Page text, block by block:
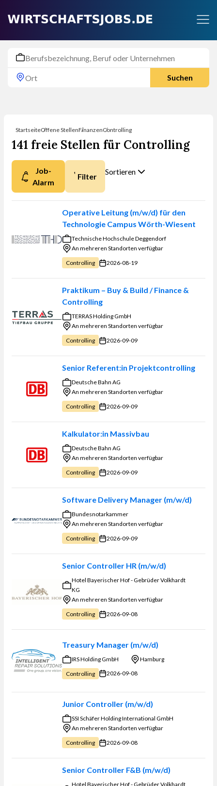
Suchen
StartseiteOffene StellenFinanzenControlling
141 freie Stellen für Controlling
Job-
Alarm
Filter Sortieren
Sie sortieren?
Operative Leitung (m/w/d) für den
Technologie Campus Wörth-Wiesent
Technische Hochschule Deggendorf
An mehreren Standorten verfügbar
Controlling
2026-08-19
Praktikum – Buy & Build / Finance &
Controlling
TERRAS Holding GmbH
An mehreren Standorten verfügbar
Controlling
2026-09-09
Senior Referent:in Projektcontrolling
Deutsche Bahn AG
An mehreren Standorten verfügbar
Controlling
2026-09-09
Kalkulator:in Massivbau
Deutsche Bahn AG
An mehreren Standorten verfügbar
Controlling
2026-09-09
Software Delivery Manager (m/w/d)
Bundesnotarkammer
An mehreren Standorten verfügbar
Controlling
2026-09-09
Senior Controller HR (m/w/d)
Hotel Bayerischer Hof - Gebrüder Volkhardt
KG
An mehreren Standorten verfügbar
Controlling
2026-09-08
Treasury Manager (m/w/d)
IRS Holding GmbH
Hamburg
Controlling
2026-09-08
Junior Controller (m/w/d)
SSI Schäfer Holding International GmbH
An mehreren Standorten verfügbar
Controlling
2026-09-08
Senior Controller F&B (m/w/d)
Hotel Bayerischer Hof - Gebrüder Volkhardt